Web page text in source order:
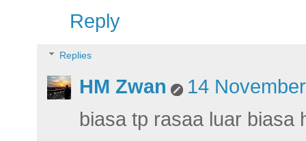
Reply
Replies
HM Zwan
14
biasa tp rasaa luar biasa